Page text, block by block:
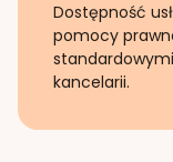
Dostępność
pomocy
kancelarii.